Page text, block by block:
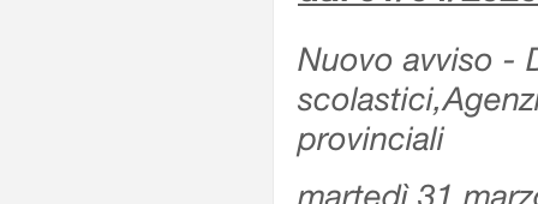
Nuovo avviso -
provinciali
martedì 31